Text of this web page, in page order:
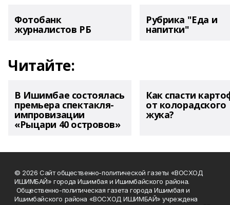
Фотобанк
журналистов РБ
Рубрика "Еда и
напитки"
Читайте:
В Ишимбае состоялась
премьера спектакля-
импровизации
«Рыцари 40 островов»
Как спасти
от колорадского
жука?
© 2026 Сайт общественно-политической газеты «ВОСХОД
ИШИМБАЙ» города Ишимбая и Ишимбайского района.
Общественно-политическая газета города Ишимбая и
Ишимбайского района «ВОСХОД ИШИМБАЙ» учреждена